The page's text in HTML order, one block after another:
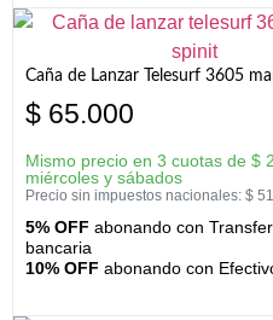
Caña de Lanzar Telesurf 3605
$ 65.000
Mismo precio en 3 cuotas de $
miércoles y sábados
Precio sin impuestos nacionales: $
5% OFF abonando con
bancaria
10% OFF abonando con